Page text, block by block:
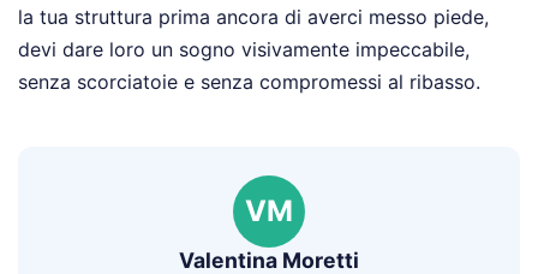
la tua struttura prima ancora di averci messo piede,
devi dare loro un sogno visivamente impeccabile,
senza scorciatoie e senza compromessi al ribasso.
VM
Valentina Moretti